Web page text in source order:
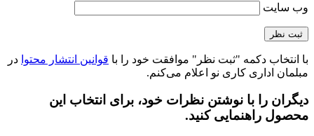
وب‌ سایت
با انتخاب دکمه "ثبت نظر" موافقت خود را با قوانین انتشار محتوا در
مبلمان اداری کاری نو اعلام می‌کنم.
دیگران را با نوشتن نظرات خود، برای انتخاب این
محصول راهنمایی کنید.